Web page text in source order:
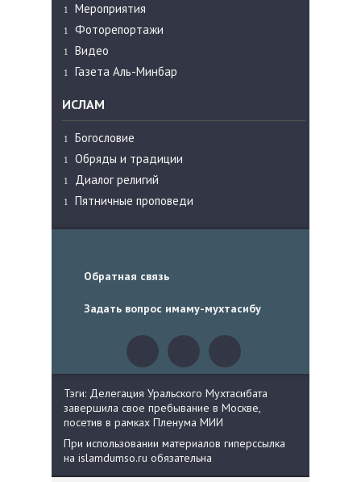
Мероприятия
Фоторепортажи
Видео
Газета Аль-Минбар
ИСЛАМ
Богословие
Обряды и традиции
Диалог религий
Пятничные проповеди
Обратная связь
Задать вопрос имаму-мухтасибу
Тэги: Делегация Уральского Мухтасибата
завершила свое пребывание в Москве,
посетив в рамках Пленума МИИ
При использовании материалов гиперссылка
на islamdumso.ru обязательна